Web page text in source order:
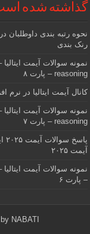
گذاشته شده
رنک بندی
reasoning – پارت ۸
کانال آیمت ایتالیا در نرم
reasoning – پارت ۷
آیمت ۲۰۲۵
– پارت ۶
NABATI